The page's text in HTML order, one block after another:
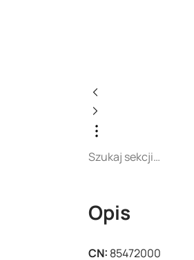
Opis
CN: 85472000